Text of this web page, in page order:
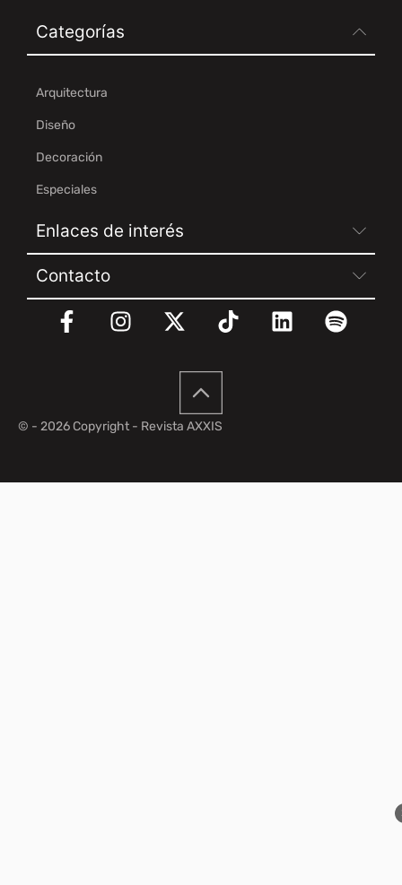
Categorías
Arquitectura
Diseño
Decoración
Especiales
Enlaces de interés
Contacto
© - 2026 Copyright - Revista AXXIS